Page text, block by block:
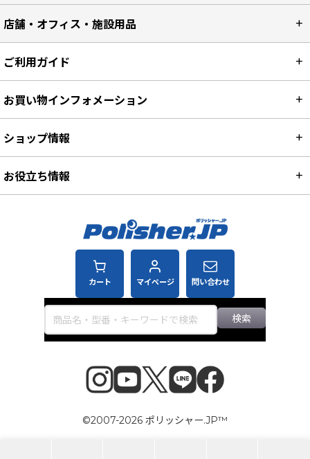
店舗・オフィス・施設用品
カート マイページ 問い合わせ
検索
ご利用ガイド
お買い物インフォメーション
ショップ情報
お役立ち情報
©2007-2026 ポリッシャー.JP™